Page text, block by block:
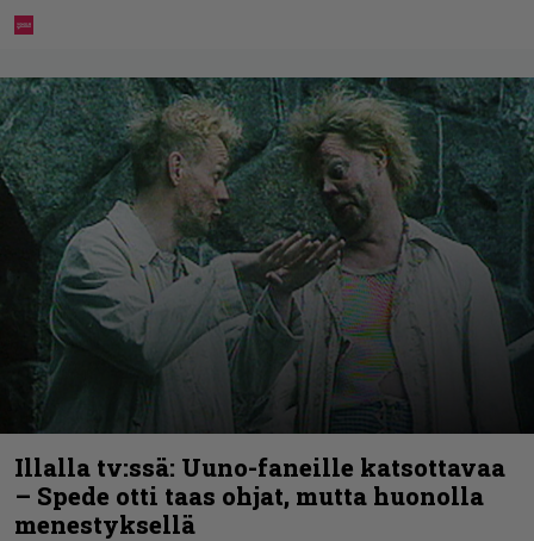
Illalla tv:ssä: Uuno-faneille katsottavaa
– Spede otti taas ohjat, mutta huonolla
menestyksellä